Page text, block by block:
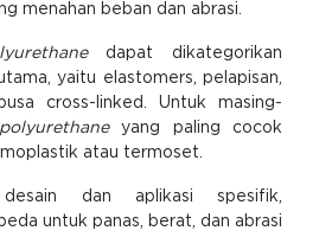
menahan beban dan abrasi.
dapat dikategorikan
yaitu elastomers, pelapisan,
cross-linked. Untuk masing-
yang paling cocok
atau termoset.
desain dan aplikasi spesifik,
untuk panas, berat, dan abrasi